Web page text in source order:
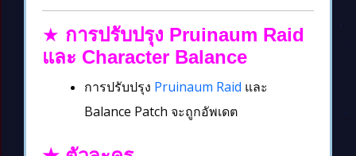
★ การปรับปรุง Pruinaum Raid
และ Character Balance
การปรับปรุง Pruinaum Raid และ
Balance Patch จะถูกอัพเดต